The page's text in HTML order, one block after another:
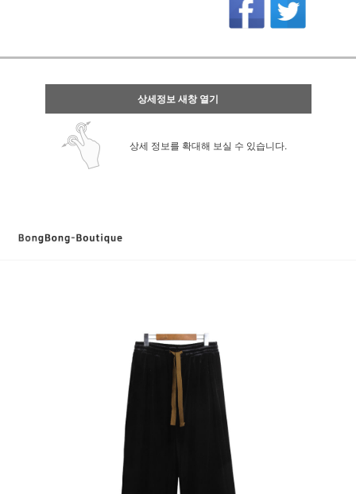
상세정보 새창 열기
상세 정보를 확대해 보실 수 있습니다.